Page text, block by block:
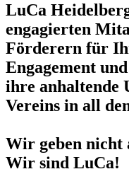
LuCa
engagierten
Förderern für
Engagement und
ihre anhaltende
Vereins in all
Wir geben nicht
Wir sind LuCa!